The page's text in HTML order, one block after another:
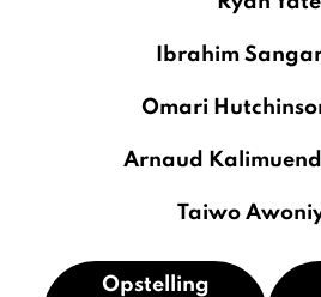
Ibrahim
Omari
Arnaud
Taiwo
Opstelling